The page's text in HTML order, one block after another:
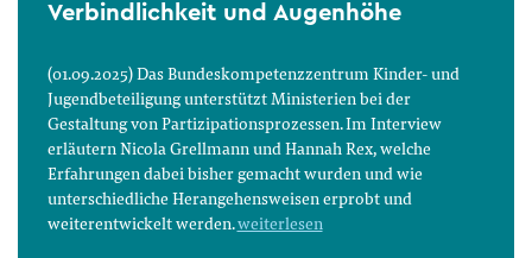
Verbindlichkeit und Augenhöhe
(01.09.2025) Das Bundeskompetenzzentrum Kinder- und
Jugendbeteiligung unterstützt Ministerien bei der
Gestaltung von Partizipationsprozessen. Im Interview
erläutern Nicola Grellmann und Hannah Rex, welche
Erfahrungen dabei bisher gemacht wurden und wie
unterschiedliche Herangehensweisen erprobt und
weiterentwickelt werden.weiterlesen